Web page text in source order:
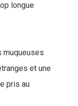
longue
muqueuses
et une
pris au